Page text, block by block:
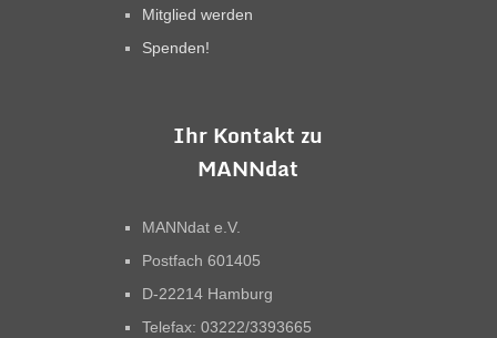
Mitglied werden
Spenden!
Ihr Kontakt zu
MANNdat
MANNdat e.V.
Postfach 601405
D-22214 Hamburg
Telefax: 03222/3393665